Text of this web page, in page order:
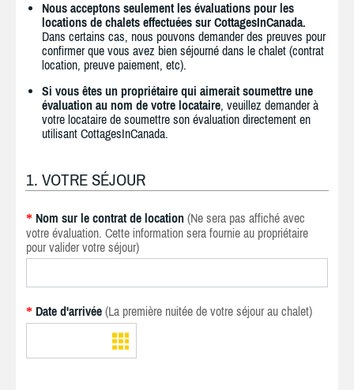
Nous acceptons seulement les évaluations pour les
locations de chalets effectuées sur CottagesInCanada.
Dans certains cas, nous pouvons demander des preuves pour
confirmer que vous avez bien séjourné dans le chalet (contrat
location, preuve paiement, etc).
Si vous êtes un propriétaire qui aimerait soumettre une
évaluation au nom de votre locataire, veuillez demander à
votre locataire de soumettre son évaluation directement en
utilisant CottagesInCanada.
1. VOTRE SÉJOUR
* Nom sur le contrat de location (Ne sera pas affiché avec
votre évaluation. Cette information sera fournie au propriétaire
pour valider votre séjour)
* Date d'arrivée (La première nuitée de votre séjour au chalet)